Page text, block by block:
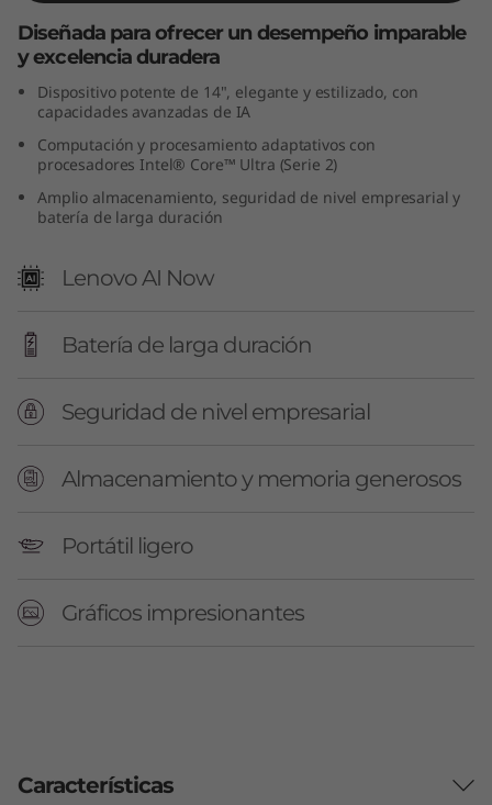
1
n
Diseñada para ofrecer un desempeño imparable
y excelencia duradera
Dispositivo potente de 14", elegante y estilizado, con
capacidades avanzadas de IA
Computación y procesamiento adaptativos con
procesadores Intel® Core™ Ultra (Serie 2)
Amplio almacenamiento, seguridad de nivel empresarial y
batería de larga duración
Lenovo AI Now
Batería de larga duración
Seguridad de nivel empresarial
Almacenamiento y memoria generosos
Portátil ligero
Gráficos impresionantes
Características